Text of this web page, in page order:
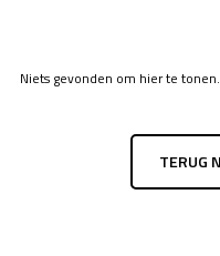
Niets gevonden om hier te tonen.
TERUG